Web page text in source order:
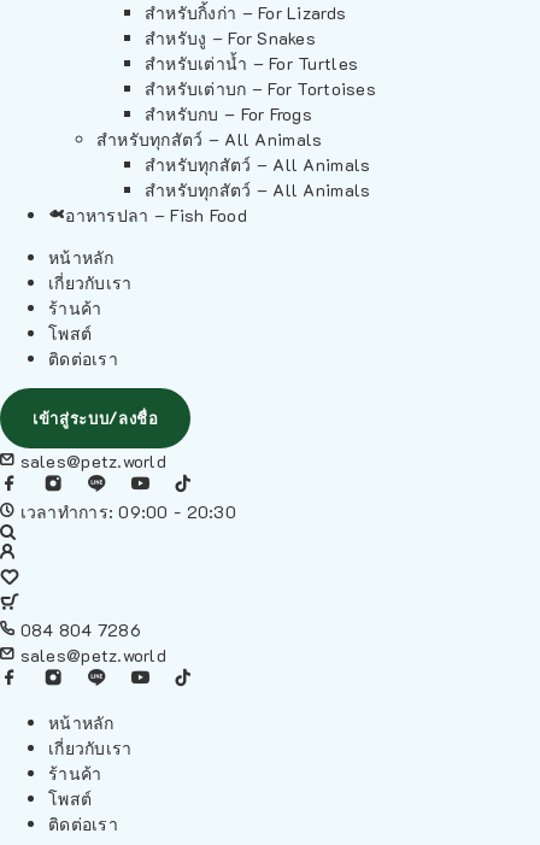
สำหรับกิ้งก่า – For Lizards
สำหรับงู – For Snakes
สำหรับเต่าน้ำ – For Turtles
สำหรับเต่าบก – For Tortoises
สำหรับกบ – For Frogs
สำหรับทุกสัตว์ – All Animals
สำหรับทุกสัตว์ – All Animals
สำหรับทุกสัตว์ – All Animals
อาหารปลา – Fish Food
หน้าหลัก
เกี่ยวกับเรา
ร้านค้า
โพสต์
ติดต่อเรา
เข้าสู่ระบบ/ลงชื่อ
sales@petz.world
เวลาทำการ: 09:00 - 20:30
084 804 7286
sales@petz.world
หน้าหลัก
เกี่ยวกับเรา
ร้านค้า
โพสต์
ติดต่อเรา